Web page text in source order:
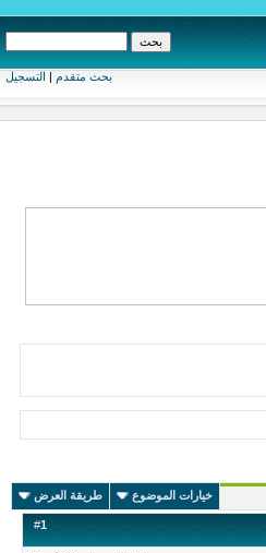
بحث متقدم | التسجيل
خيارات الموضوع طريقة العرض
#1